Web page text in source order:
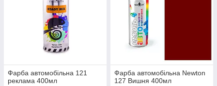
Фарба автомобільна 121
реклама 400мл
Фарба автомобільна Newton
127 Вишня 400мл